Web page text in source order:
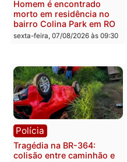
2 MILHÕES – Unnesa
apresenta documentos
que comprovam
sexta-feira, 07/08/2026 às 12:24
Polícia